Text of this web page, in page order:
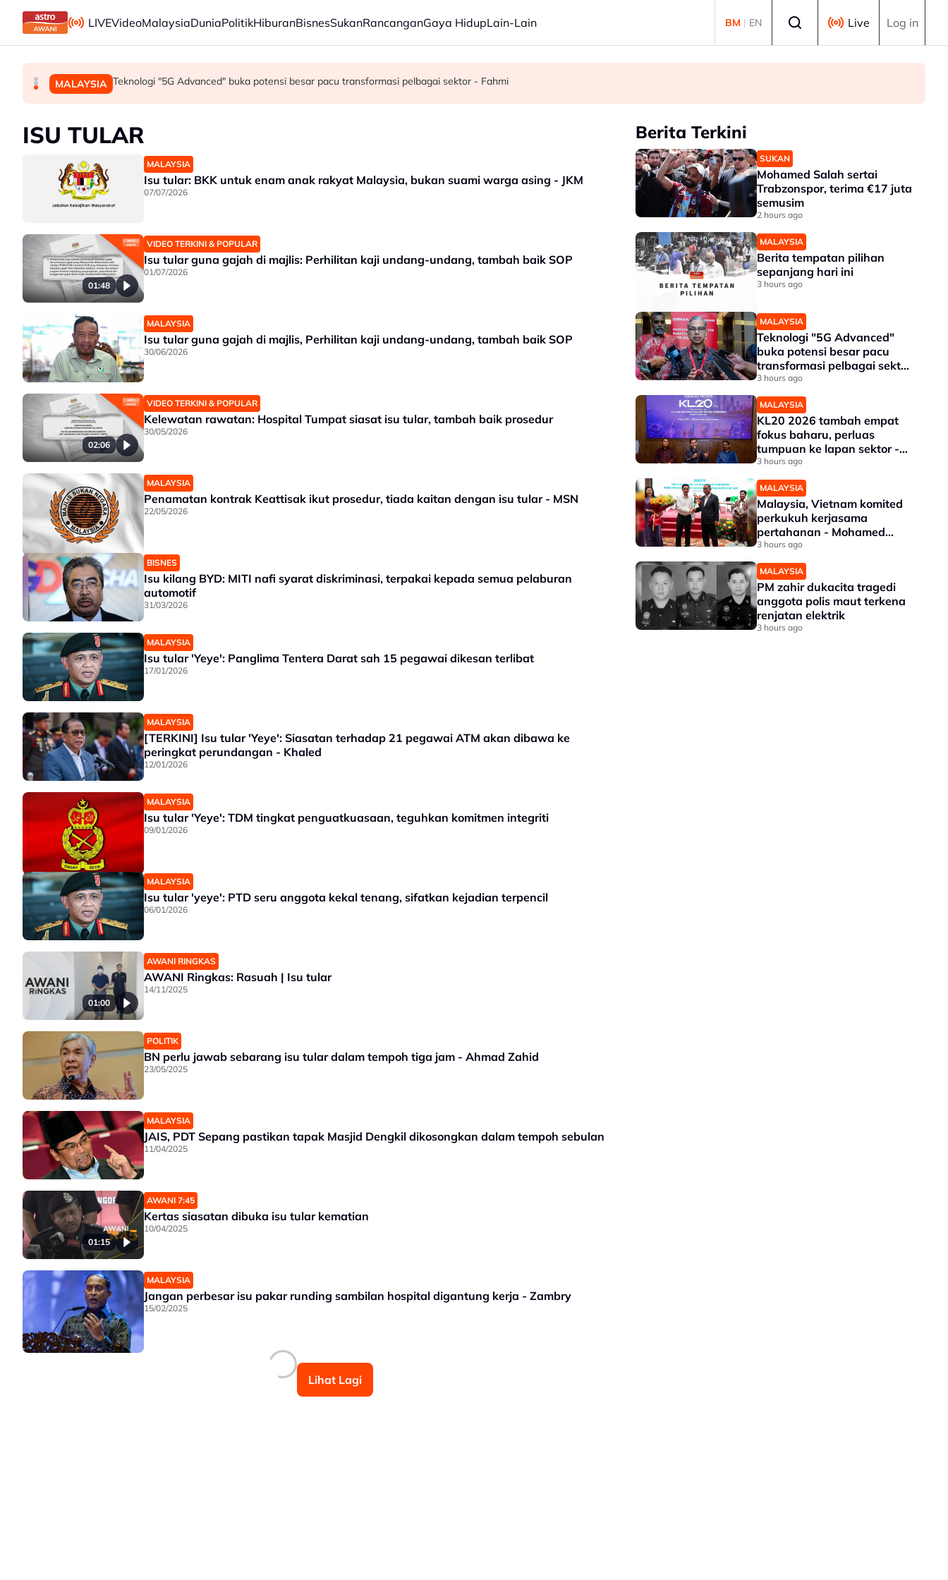
Skip to main content
LIVEVideoMalaysiaDuniaPolitikHiburanBisnesSukanRancanganGaya HidupLain-Lain BM | EN Live Log in
SUKAN Mohamed Salah sertai Trabzonspor, terima €17 juta semusim
MALAYSIA Berita tempatan pilihan sepanjang hari ini
MALAYSIA Teknologi "5G Advanced" buka potensi besar pacu transformasi pelbagai sektor - Fahmi
ISU TULAR
MALAYSIA
Isu tular: BKK untuk enam anak rakyat Malaysia, bukan suami warga asing - JKM
07/07/2026
01:48
VIDEO TERKINI & POPULAR
Isu tular guna gajah di majlis: Perhilitan kaji undang-undang, tambah baik SOP
01/07/2026
MALAYSIA
Isu tular guna gajah di majlis, Perhilitan kaji undang-undang, tambah baik SOP
30/06/2026
02:06
VIDEO TERKINI & POPULAR
Kelewatan rawatan: Hospital Tumpat siasat isu tular, tambah baik prosedur
30/05/2026
MALAYSIA
Penamatan kontrak Keattisak ikut prosedur, tiada kaitan dengan isu tular - MSN
22/05/2026
BISNES
Isu kilang BYD: MITI nafi syarat diskriminasi, terpakai kepada semua pelaburan
automotif
31/03/2026
MALAYSIA
Isu tular 'Yeye': Panglima Tentera Darat sah 15 pegawai dikesan terlibat
17/01/2026
MALAYSIA
[TERKINI] Isu tular 'Yeye': Siasatan terhadap 21 pegawai ATM akan dibawa ke
peringkat perundangan - Khaled
12/01/2026
MALAYSIA
Isu tular 'Yeye': TDM tingkat penguatkuasaan, teguhkan komitmen integriti
09/01/2026
MALAYSIA
Isu tular 'yeye': PTD seru anggota kekal tenang, sifatkan kejadian terpencil
06/01/2026
01:00
AWANI RINGKAS
AWANI Ringkas: Rasuah | Isu tular
14/11/2025
POLITIK
BN perlu jawab sebarang isu tular dalam tempoh tiga jam - Ahmad Zahid
23/05/2025
MALAYSIA
JAIS, PDT Sepang pastikan tapak Masjid Dengkil dikosongkan dalam tempoh sebulan
11/04/2025
01:15
AWANI 7:45
Kertas siasatan dibuka isu tular kematian
10/04/2025
MALAYSIA
Jangan perbesar isu pakar runding sambilan hospital digantung kerja - Zambry
15/02/2025
Lihat Lagi
Berita Terkini
SUKAN
Mohamed Salah sertai
Trabzonspor, terima €17 juta
semusim
2 hours ago
MALAYSIA
Berita tempatan pilihan
sepanjang hari ini
3 hours ago
MALAYSIA
Teknologi "5G Advanced"
buka potensi besar pacu
transformasi pelbagai sektor
- Fahmi
3 hours ago
MALAYSIA
KL20 2026 tambah empat
fokus baharu, perluas
tumpuan ke lapan sektor -
Akmal Nasrullah
3 hours ago
MALAYSIA
Malaysia, Vietnam komited
perkukuh kerjasama
pertahanan - Mohamed
Khaled
3 hours ago
MALAYSIA
PM zahir dukacita tragedi
anggota polis maut terkena
renjatan elektrik
3 hours ago